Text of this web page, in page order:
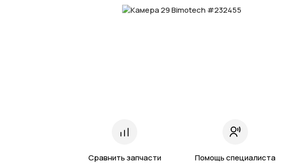
Сравнить запчасти Помощь специалиста